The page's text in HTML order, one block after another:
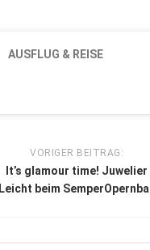
AUSFLUG & REISE
VORIGER BEITRAG:
It’s glamour time! Juwelier
Leicht beim SemperOpernball